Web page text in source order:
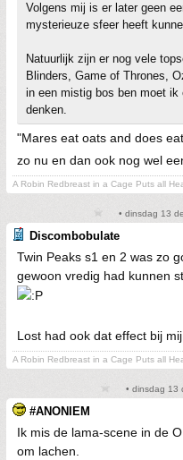
Volgens mij is er later geen
mysterieuze sfeer heeft
Natuurlijk zijn er nog vele
Blinders, Game of Thrones,
in een mistig bos ben moet ik
denken.
"Mares eat oats and does
zo nu en dan ook nog wel
A Robin Redbreast in a Cage Puts all
• dinsdag 13
Discombobulate
Twin Peaks s1 en 2 was zo
gewoon vredig had kunnen
Lost had ook dat effect bij mij.
A Robin Redbreast in a Cage Puts all
• dinsdag 13
#ANONIEM
Ik mis de lama-scene in de
om lachen.